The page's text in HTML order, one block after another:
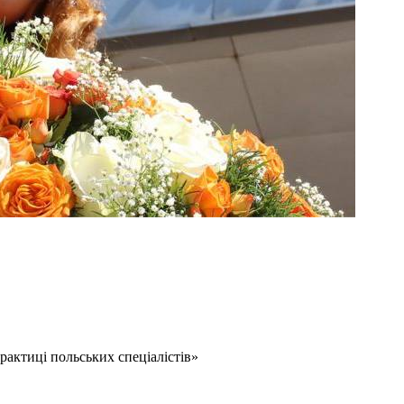
польських спеціалістів»